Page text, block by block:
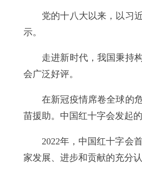
党的十八大以来，以习
示。
走进新时代，我国秉持
会广泛好评。
在新冠疫情席卷全球的
苗援助。中国红十字会发起
2022年，中国红十字会
家发展、进步和贡献的充分认